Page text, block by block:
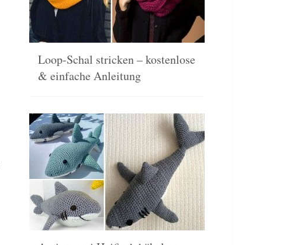
Loop-Schal stricken – kostenlose
& einfache Anleitung